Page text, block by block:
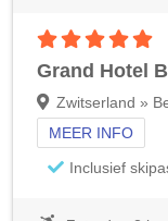
Grand Hotel
Zwitserland »
MEER INFO
Inclusief